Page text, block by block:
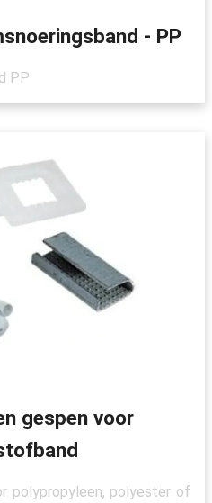
- PP
PP
gespen voor
polypropyleen, polyester of